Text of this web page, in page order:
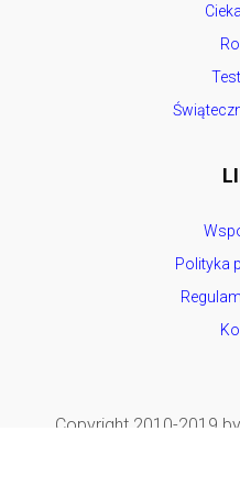
Polityka
Copyright 2010-2019